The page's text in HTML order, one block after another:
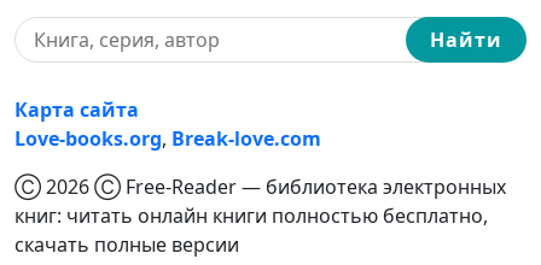
Найти
Карта сайта
Love-books.org, Break-love.com
Ⓒ 2026 Ⓒ Free-Reader — библиотека электронных
книг: читать онлайн книги полностью бесплатно,
скачать полные версии